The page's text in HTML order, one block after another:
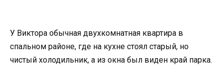
У Виктора обычная двухкомнатная квартира в
спальном районе, где на кухне стоял старый, но
чистый холодильник, а из окна был виден край парка.